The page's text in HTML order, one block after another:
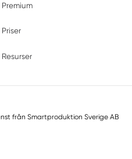
Premium
Priser
Resurser
från Smartproduktion Sverige AB